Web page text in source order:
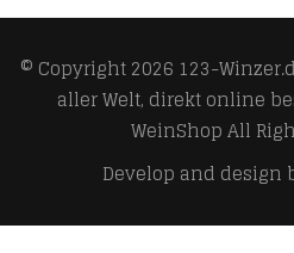
© Copyright 2026 123-
aller Welt, direkt online
WeinShopAll
Develop and design